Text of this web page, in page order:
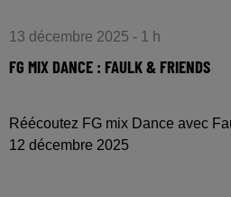
13 décembre 2025 - 1 h
FG MIX DANCE : FAULK & FRIENDS
Réécoutez FG mix Dance avec
12 décembre 2025